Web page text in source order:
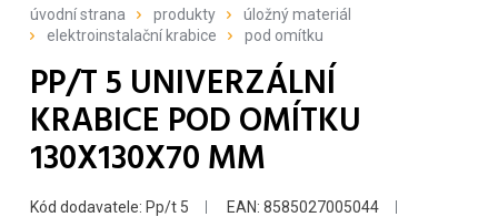
úvodní strana produkty
úložný materiál
elektroinstalační krabice
pod omítku
PP/T 5 UNIVERZÁLNÍ
KRABICE POD OMÍTKU
130X130X70 MM
Kód dodavatele: Pp/t 5
EAN: 8585027005044